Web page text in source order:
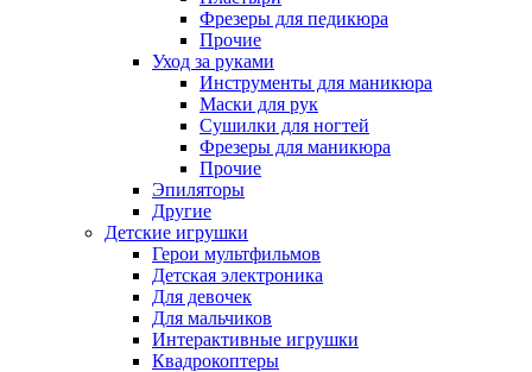
Фрезеры для педикюра
Прочие
Уход за руками
Инструменты для маникюра
Маски для рук
Сушилки для ногтей
Фрезеры для маникюра
Прочие
Эпиляторы
Другие
Детские игрушки
Герои мультфильмов
Детская электроника
Для девочек
Для мальчиков
Интерактивные игрушки
Квадрокоптеры